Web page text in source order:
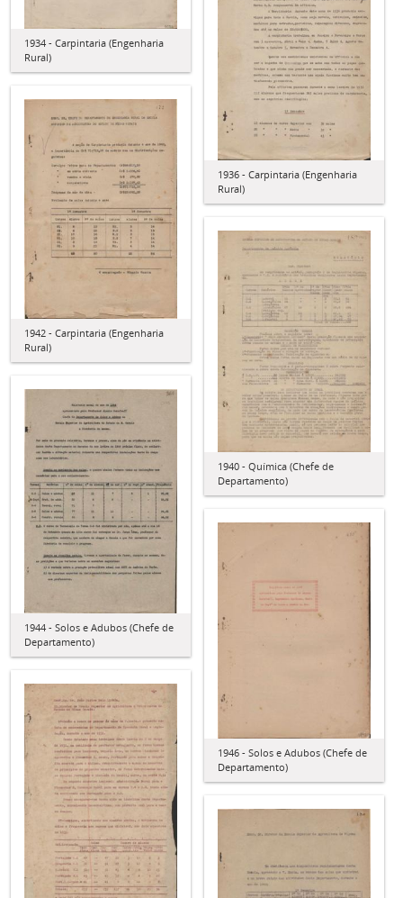
1934 - Carpintaria (Engenharia
Rural)
1936 - Carpintaria (Engenharia
Rural)
1942 - Carpintaria (Engenharia
Rural)
1940 - Química (Chefe de
Departamento)
1944 - Solos e Adubos (Chefe de
Departamento)
1946 - Solos e Adubos (Chefe de
Departamento)